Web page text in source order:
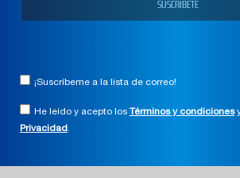
¡Suscríbeme a la lista de correo!
He leído y acepto los Términos y condiciones
Privacidad.